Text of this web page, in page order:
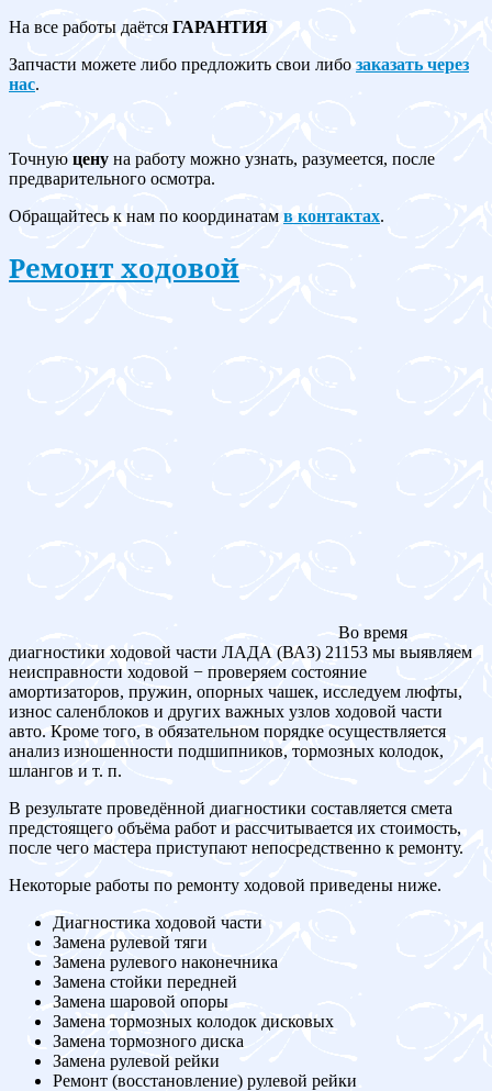
На все работы даётсяГАРАНТИЯ
Запчасти можете либо предложить свои либо заказать через
нас.
Точную цену на работу можно узнать, разумеется, после
предварительного осмотра.
Обращайтесь к нам по координатам в контактах.
Ремонт ходовой
Во время
диагностики ходовой части ЛАДА (ВАЗ) 21153 мы выявляем
неисправности ходовой − проверяем состояние
амортизаторов, пружин, опорных чашек, исследуем люфты,
износ саленблоков и других важных узлов ходовой части
авто. Кроме того, в обязательном порядке осуществляется
анализ изношенности подшипников, тормозных колодок,
шлангов и т. п.
В результате проведённой диагностики составляется смета
предстоящего объёма работ и рассчитывается их стоимость,
после чего мастера приступают непосредственно к ремонту.
Некоторые работы по ремонту ходовой приведены ниже.
Диагностика ходовой части
Замена рулевой тяги
Замена рулевого наконечника
Замена стойки передней
Замена шаровой опоры
Замена тормозных колодок дисковых
Замена тормозного диска
Замена рулевой рейки
Ремонт (восстановление) рулевой рейки